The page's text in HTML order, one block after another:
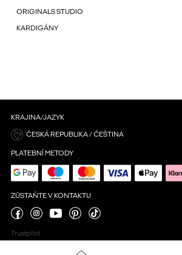
ORIGINALS STUDIO
KARDIGÁNY
KRAJINA/JAZYK
ČESKÁ REPUBLIKA / ČEŠTINA
PLATEBNÍ METODY
ZŮSTAŇTE V KONTAKTU
Trustpilot